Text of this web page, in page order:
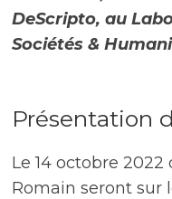
DeScripto, au
Sociétés &
Présentation
Le 14 octobre 2022
Romain seront sur